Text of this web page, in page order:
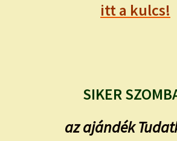
itt a kulcs!
SIKER
az ajándék